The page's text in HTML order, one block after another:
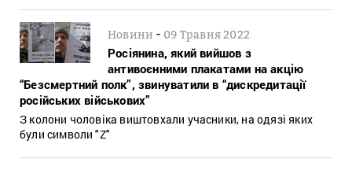
Новини - 09 Травня 2022
Росіянина, який вийшов з
антивоєнними плакатами на акцію
“Безсмертний полк”, звинуватили в “дискредитації
російських військових”
З колони чоловіка виштовхали учасники, на одязі яких
були символи "Z"